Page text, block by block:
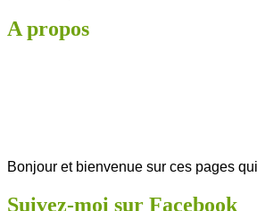
A propos
Bonjour et bienvenue sur ces pages
Suivez-moi sur Facebook